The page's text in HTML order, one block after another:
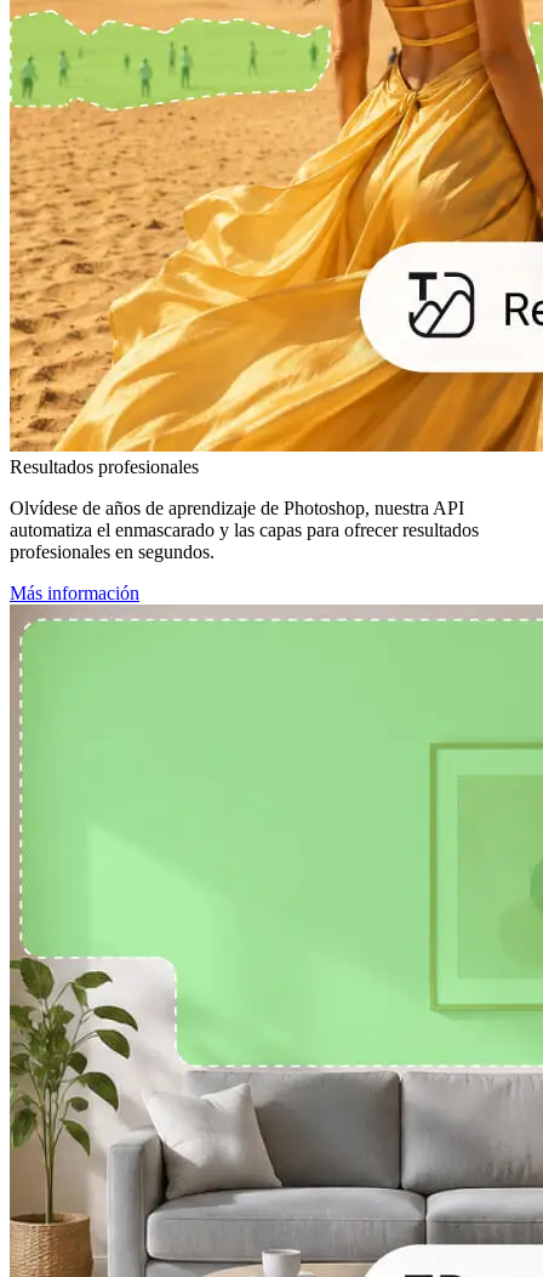
Resultados profesionales
Olvídese de años de aprendizaje de Photoshop, nuestra API
automatiza el enmascarado y las capas para ofrecer resultados
profesionales en segundos.
Más información